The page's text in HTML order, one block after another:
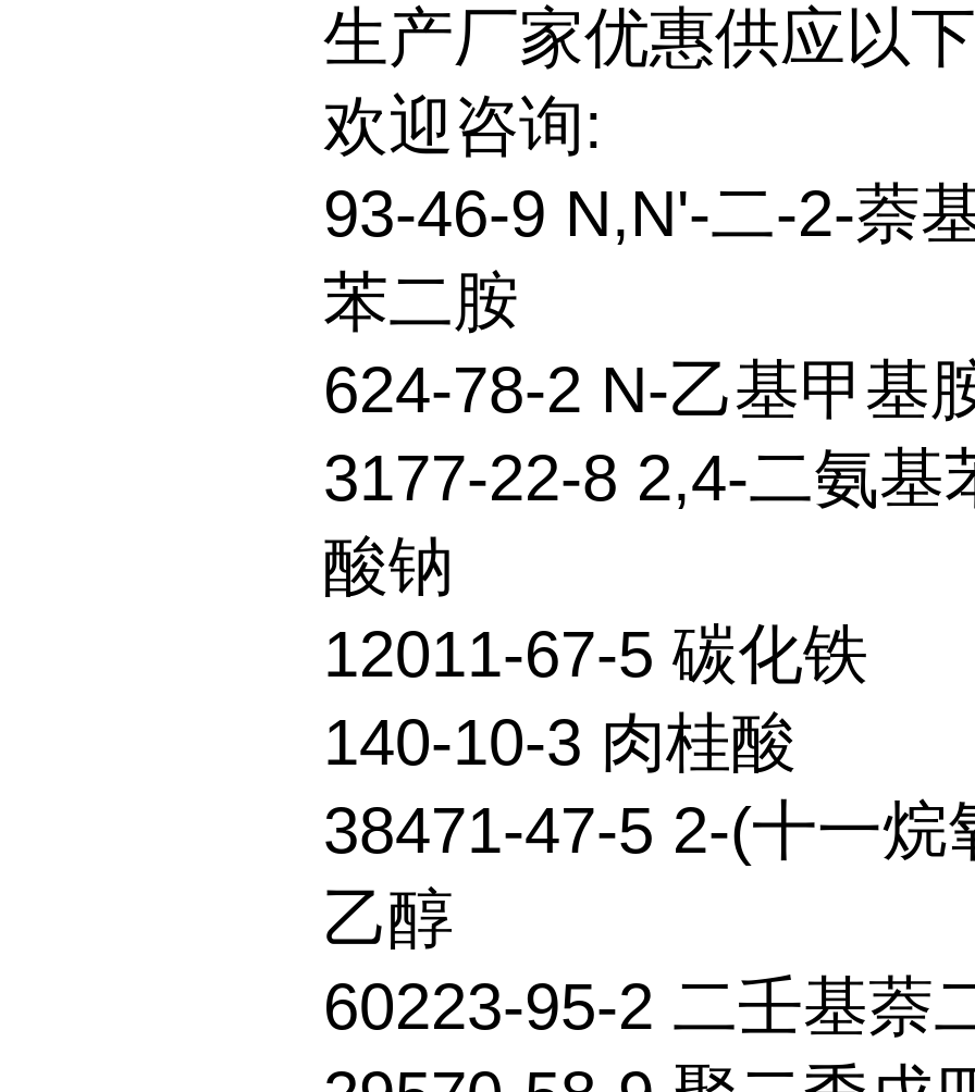
生产厂家优惠供应以
欢迎咨询:
93-46-9 N,N'-二-2-萘
苯二胺
624-78-2 N-乙基甲基
3177-22-8 2,4-二氨基
酸钠
12011-67-5 碳化铁
140-10-3 肉桂酸
38471-47-5 2-(十一烷
乙醇
60223-95-2 二壬基萘